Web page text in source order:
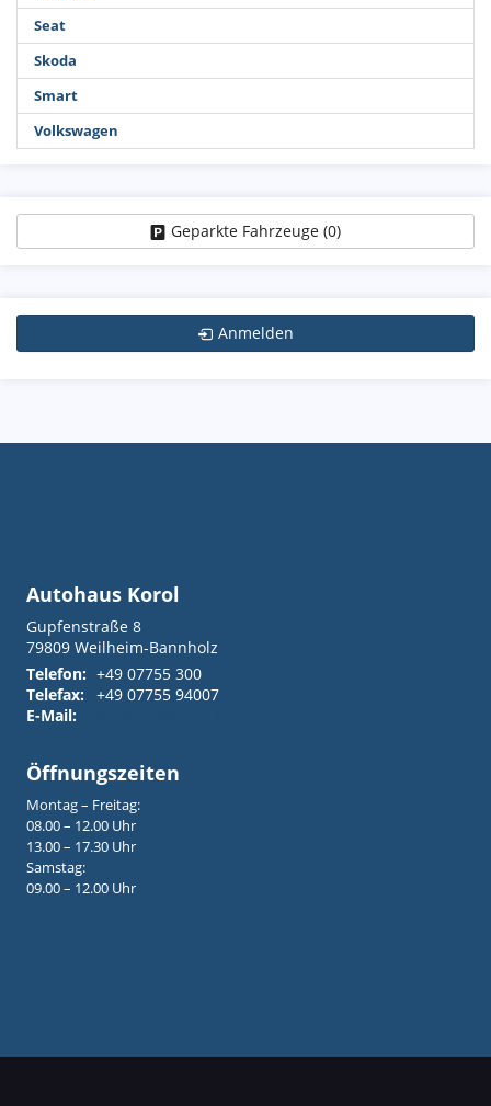
Seat
Skoda
Smart
Volkswagen
Geparkte Fahrzeuge (0)
Anmelden
Autohaus Korol
Gupfenstraße 8
79809 Weilheim-Bannholz
Telefon: +49 07755 300
Telefax: +49 07755 94007
E-Mail:
Öffnungszeiten
Montag – Freitag:
08.00 – 12.00 Uhr
13.00 – 17.30 Uhr
Samstag:
09.00 – 12.00 Uhr